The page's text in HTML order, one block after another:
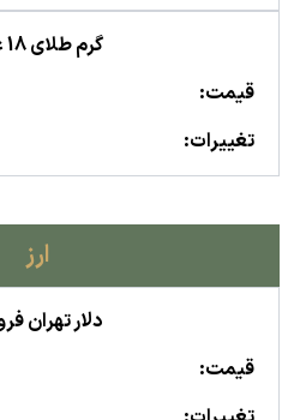
گرم طلای 18 عیار
قیمت:
تغییرات:
ارز
دلار تهران
قیمت: